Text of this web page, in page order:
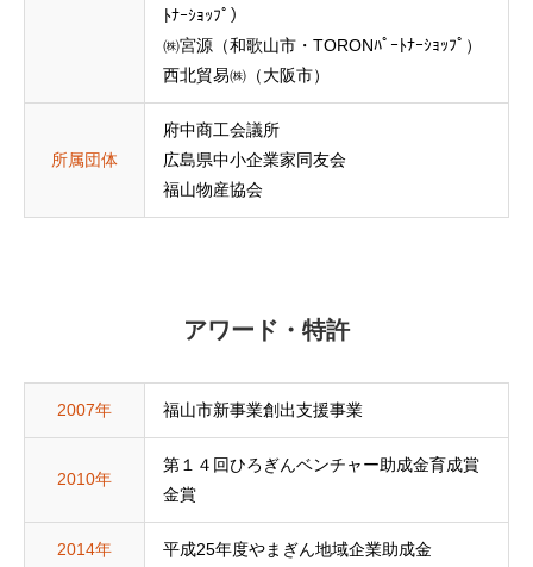
ﾄﾅｰｼｮｯﾌﾟ）
㈱宮源（和歌山市・TORONﾊﾟｰﾄﾅｰｼｮｯﾌﾟ）
西北貿易㈱（大阪市）
所属団体
府中商工会議所
広島県中小企業家同友会
福山物産協会
アワード・特許
2007年 福山市新事業創出支援事業
2010年
第１４回ひろぎんベンチャー助成金育成賞
金賞
2014年 平成25年度やまぎん地域企業助成金